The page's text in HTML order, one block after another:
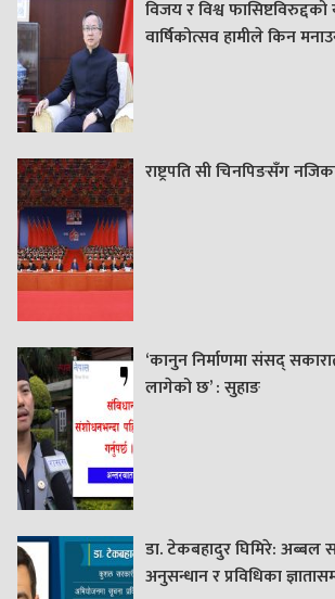
विजय र विश्व
वार्षिकोत्सव हामीले किन
राष्ट्रपति सी चिनपिङसँग
‘कानुन निर्माणमा संसद्
लागेको छ’ : सुहाङ
डा. टेकबहादुर घिमिरे: अब्बल
अनुसन्धान र प्रविधिका